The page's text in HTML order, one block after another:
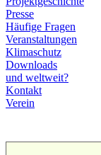
Presse
Häufige Fragen
Veranstaltungen
Klimaschutz
Downloads
und weltweit?
Kontakt
Verein